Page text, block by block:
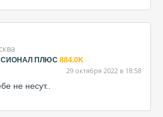
ПЛЮС 884.0K
29 октября 2022 в 18:58
не несут..